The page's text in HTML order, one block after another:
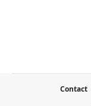
Contact